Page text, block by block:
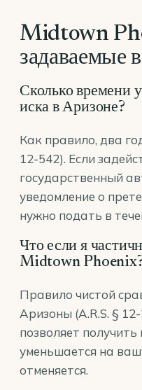
Midtown
задаваемые
Сколько времени
иска в Аризоне?
Как правило, два
12-542). Если
государственный
уведомление о
нужно подать в
Что если я
Midtown
Правило чистой
Аризоны (A.R.S. §
позволяет
уменьшается на
отменяется.